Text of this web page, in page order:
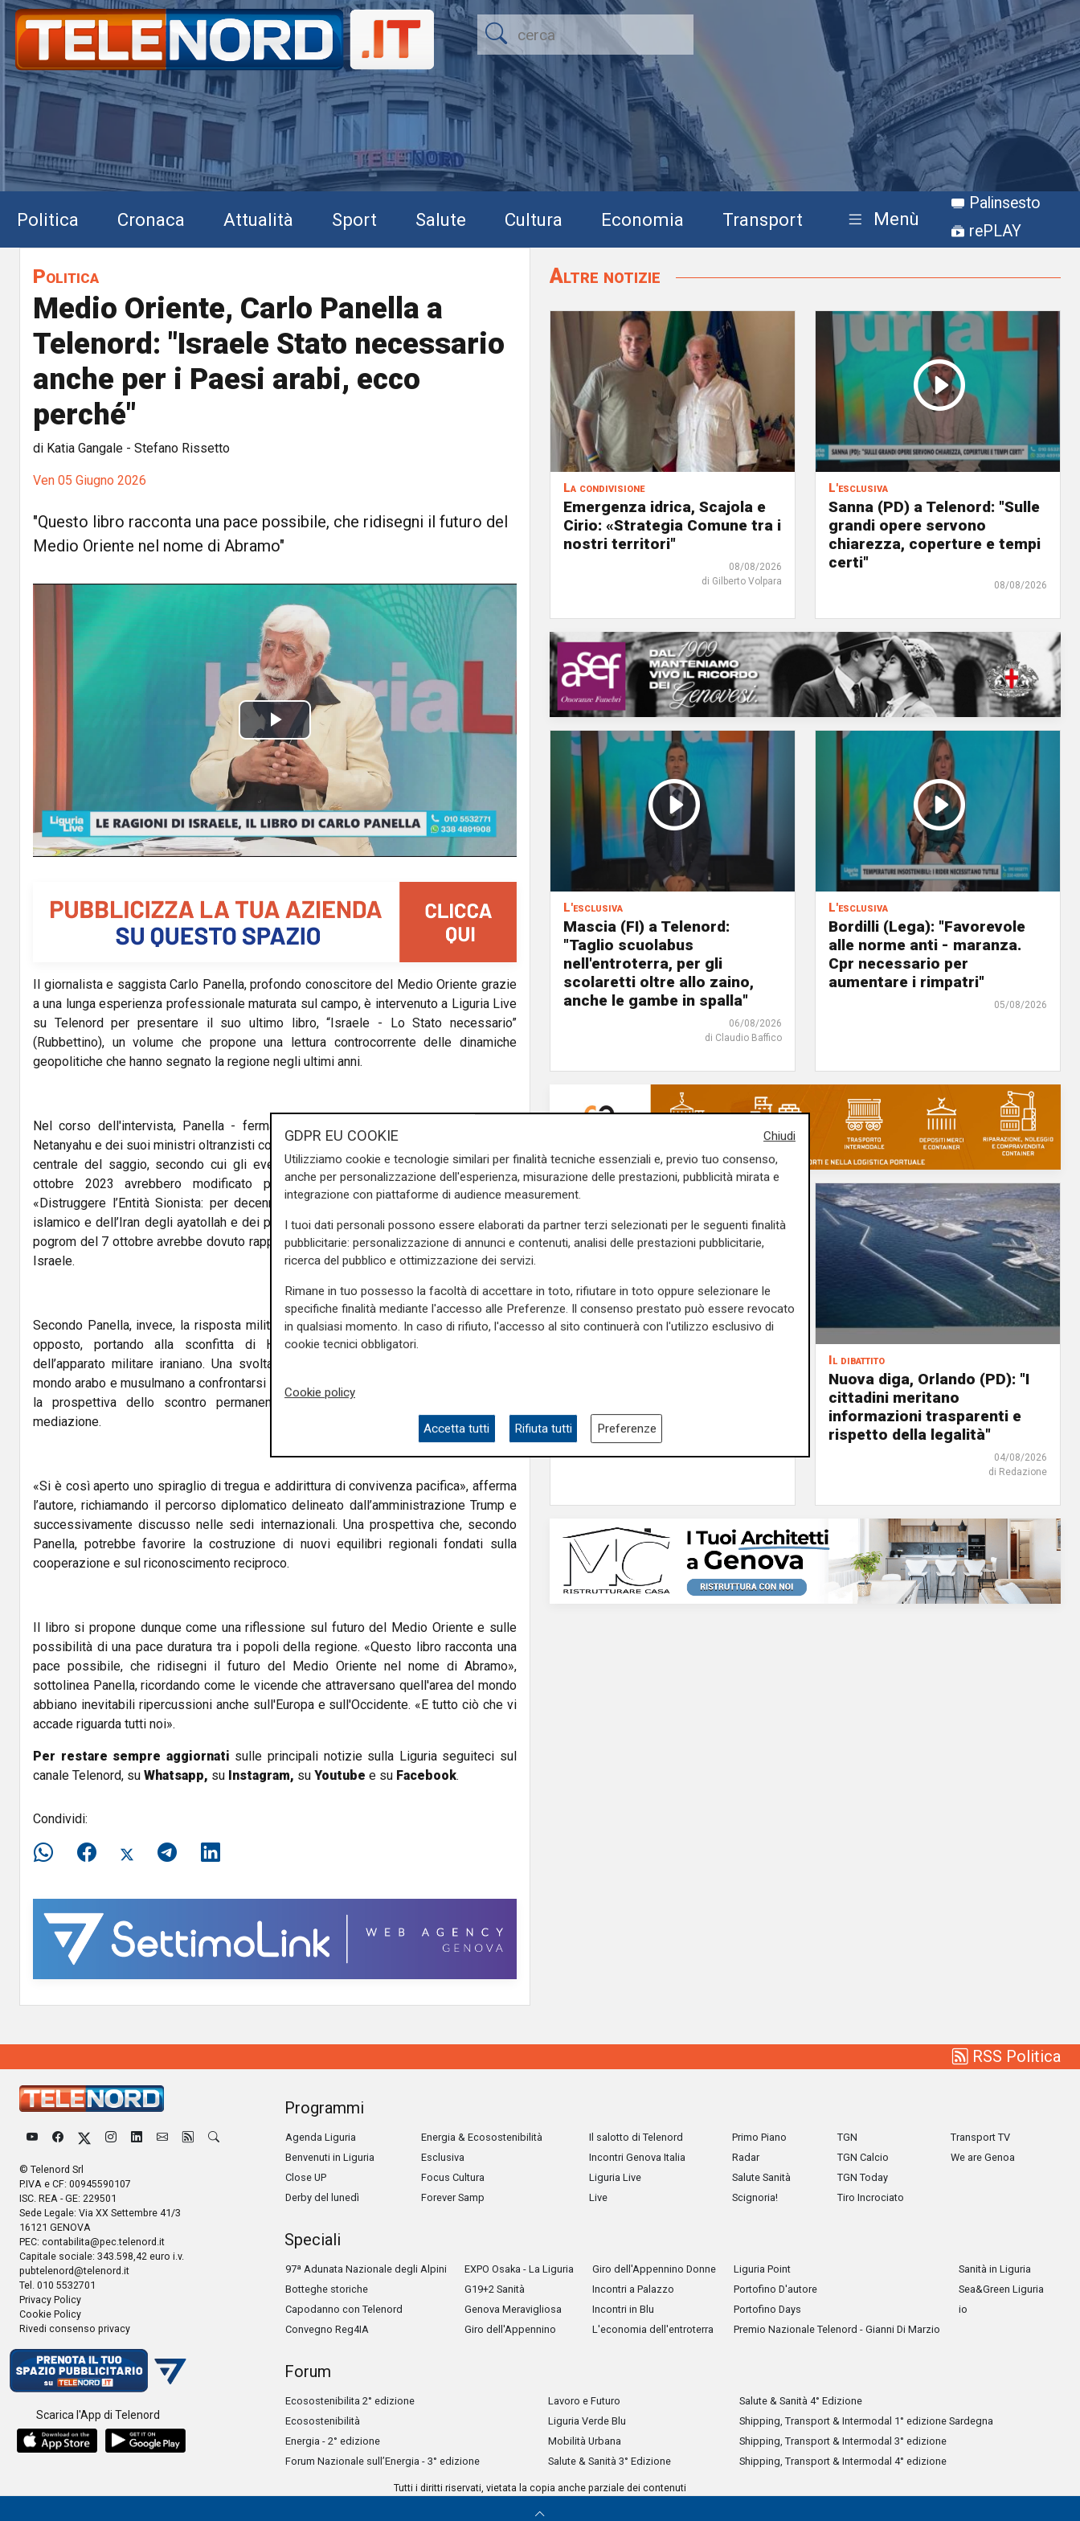
Politica Cronaca Attualità Sport Salute Cultura Economia Transport Menù
Palinsesto
rePLAY
Politica
Medio Oriente, Carlo Panella a
Telenord: "Israele Stato necessario
anche per i Paesi arabi, ecco
perché"
di Katia Gangale - Stefano Rissetto
Ven 05 Giugno 2026
"Questo libro racconta una pace possibile, che ridisegni il futuro del
Medio Oriente nel nome di Abramo"
P
l
a
y
i
e
o
Il giornalista e saggista Carlo Panella, profondo conoscitore del Medio Oriente grazie
a una lunga esperienza professionale maturata sul campo, è intervenuto a Liguria Live
su Telenord per presentare il suo ultimo libro, “Israele - Lo Stato necessario”
(Rubbettino), un volume che propone una lettura controcorrente delle dinamiche
geopolitiche che hanno segnato la regione negli ultimi anni.
Nel corso dell'intervista, Panella - fermamente contrario alla politica del governo
Netanyahu e dei suoi ministri oltranzisti come Smotrich e Ben Gviri -ha illustrato la tesi
centrale del saggio, secondo cui gli eventi successivi all'attacco di Hamas del 7
ottobre 2023 avrebbero modificato profondamente gli equilibri mediorientali.
«Distruggere l’Entità Sionista: per decenni questa è stata l’ossessione del mondo
islamico e dell’Iran degli ayatollah e dei pasdaran», scrive l’autore, sostenendo che il
pogrom del 7 ottobre avrebbe dovuto rappresentare l’inizio di una guerra finale contro
Israele.
Secondo Panella, invece, la risposta militare israeliana avrebbe prodotto un risultato
opposto, portando alla sconfitta di Hamas e Hezbollah e all’indebolimento
dell’apparato militare iraniano. Una svolta che, a suo giudizio, avrebbe costretto il
mondo arabo e musulmano a confrontarsi con una nuova realtà politica, abbandonando
la prospettiva dello scontro permanente per aprirsi a percorsi di dialogo e
mediazione.
«Si è così aperto uno spiraglio di tregua e addirittura di convivenza pacifica», afferma
l’autore, richiamando il percorso diplomatico delineato dall’amministrazione Trump e
successivamente discusso nelle sedi internazionali. Una prospettiva che, secondo
Panella, potrebbe favorire la costruzione di nuovi equilibri regionali fondati sulla
cooperazione e sul riconoscimento reciproco.
Il libro si propone dunque come una riflessione sul futuro del Medio Oriente e sulle
possibilità di una pace duratura tra i popoli della regione. «Questo libro racconta una
pace possibile, che ridisegni il futuro del Medio Oriente nel nome di Abramo»,
sottolinea Panella, ricordando come le vicende che attraversano quell'area del mondo
abbiano inevitabili ripercussioni anche sull'Europa e sull'Occidente. «E tutto ciò che vi
accade riguarda tutti noi».
Per restare sempre aggiornati sulle principali notizie sulla Liguria seguiteci sul
canale Telenord, su Whatsapp, su Instagram, su Youtube e su Facebook.
Condividi:
Altre notizie
La condivisione
Emergenza idrica, Scajola e
Cirio: «Strategia Comune tra i
nostri territori"
08/08/2026
di Gilberto Volpara
L'esclusiva
Sanna (PD) a Telenord: "Sulle
grandi opere servono
chiarezza, coperture e tempi
certi"
08/08/2026
L'esclusiva
Mascia (FI) a Telenord:
"Taglio scuolabus
nell'entroterra, per gli
scolaretti oltre allo zaino,
anche le gambe in spalla"
06/08/2026
di Claudio Baffico
L'esclusiva
Bordilli (Lega): "Favorevole
alle norme anti - maranza.
Cpr necessario per
aumentare i rimpatri"
05/08/2026
l'innovazione nell'agricoltura
di Redazione
Il dibattito
Nuova diga, Orlando (PD): "I
cittadini meritano
informazioni trasparenti e
rispetto della legalità"
04/08/2026
di Redazione
RSS Politica
© Telenord Srl
P.IVA e CF: 00945590107
ISC. REA - GE: 229501
Sede Legale: Via XX Settembre 41/3
16121 GENOVA
PEC: contabilita@pec.telenord.it
Capitale sociale: 343.598,42 euro i.v.
pubtelenord@telenord.it
Tel. 010 5532701
Privacy Policy
Cookie Policy
Rivedi consenso privacy
Scarica l'App di Telenord
Programmi
Agenda Liguria
Benvenuti in Liguria
Close UP
Derby del lunedì
Energia & Ecosostenibilità
Esclusiva
Focus Cultura
Forever Samp
Il salotto di Telenord
Incontri Genova Italia
Liguria Live
Live
Primo Piano
Radar
Salute Sanità
Scignoria!
TGN
TGN Calcio
TGN Today
Tiro Incrociato
Transport TV
We are Genoa
Speciali
97ª Adunata Nazionale degli Alpini
Botteghe storiche
Capodanno con Telenord
Convegno Reg4IA
EXPO Osaka - La Liguria
G19+2 Sanità
Genova Meravigliosa
Giro dell'Appennino
Giro dell'Appennino Donne
Incontri a Palazzo
Incontri in Blu
L'economia dell'entroterra
Liguria Point
Portofino D'autore
Portofino Days
Premio Nazionale Telenord - Gianni Di Marzio
Sanità in Liguria
Sea&Green Liguria
io
Forum
Ecosostenibilita 2° edizione
Ecosostenibilità
Energia - 2° edizione
Forum Nazionale sull’Energia - 3° edizione
Lavoro e Futuro
Liguria Verde Blu
Mobilità Urbana
Salute & Sanità 3° Edizione
Salute & Sanità 4° Edizione
Shipping, Transport & Intermodal 1° edizione Sardegna
Shipping, Transport & Intermodal 3° edizione
Shipping, Transport & Intermodal 4° edizione
Tutti i diritti riservati, vietata la copia anche parziale dei contenuti
Chiudi
GDPR EU COOKIE
Utilizziamo cookie e tecnologie similari per finalità tecniche essenziali e, previo tuo consenso,
anche per personalizzazione dell'esperienza, misurazione delle prestazioni, pubblicità mirata e
integrazione con piattaforme di audience measurement.
I tuoi dati personali possono essere elaborati da partner terzi selezionati per le seguenti finalità
pubblicitarie: personalizzazione di annunci e contenuti, analisi delle prestazioni pubblicitarie,
ricerca del pubblico e ottimizzazione dei servizi.
Rimane in tuo possesso la facoltà di accettare in toto, rifiutare in toto oppure selezionare le
specifiche finalità mediante l'accesso alle Preferenze. Il consenso prestato può essere revocato
in qualsiasi momento. In caso di rifiuto, l'accesso al sito continuerà con l'utilizzo esclusivo di
cookie tecnici obbligatori.
Cookie policy
Accetta tutti Rifiuta tutti Preferenze